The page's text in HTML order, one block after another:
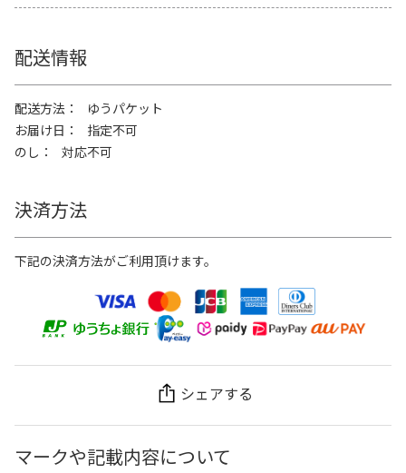
配送情報
配送方法
ゆうパケット
お届け日
指定不可
のし
対応不可
決済方法
下記の決済方法がご利用頂けます。
シェアする
マークや記載内容について